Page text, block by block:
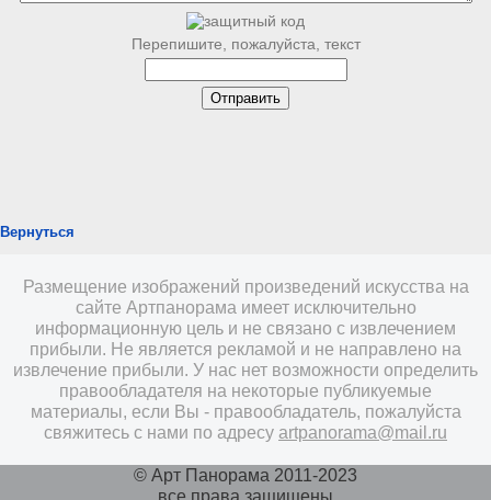
Перепишите, пожалуйста, текст
Вернуться
Размещение изображений произведений искусства на
сайте Артпанорама имеет исключительно
информационную цель и не связано с извлечением
прибыли. Не является рекламой и не направлено на
извлечение прибыли. У нас нет возможности определить
правообладателя на некоторые публикуемые
материалы, если Вы - правообладатель, пожалуйста
свяжитесь с нами по адресу artpanorama@mail.ru
© Арт Панорама 2011-2023
все права защищены